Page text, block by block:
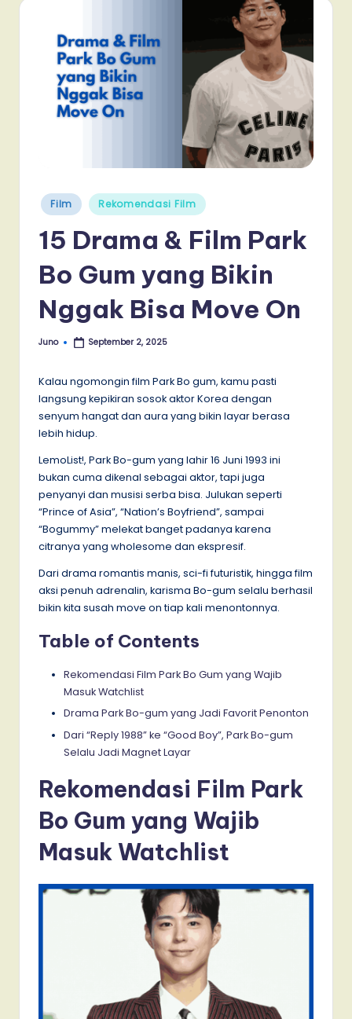
Posted
in
Film Rekomendasi Film
15 Drama & Film Park
Bo Gum yang Bikin
Nggak Bisa Move On
Posted
Juno September 2, 2025
Kalau ngomongin film Park Bo gum, kamu pasti
langsung kepikiran sosok aktor Korea dengan
senyum hangat dan aura yang bikin layar berasa
lebih hidup.
LemoList!, Park Bo-gum yang lahir 16 Juni 1993 ini
bukan cuma dikenal sebagai aktor, tapi juga
penyanyi dan musisi serba bisa. Julukan seperti
“Prince of Asia”, “Nation’s Boyfriend”, sampai
“Bogummy” melekat banget padanya karena
citranya yang wholesome dan ekspresif.
Dari drama romantis manis, sci-fi futuristik, hingga film
aksi penuh adrenalin, karisma Bo-gum selalu berhasil
bikin kita susah move on tiap kali menontonnya.
Table of Contents
Rekomendasi Film Park Bo Gum yang Wajib
Masuk Watchlist
Drama Park Bo-gum yang Jadi Favorit Penonton
Dari “Reply 1988” ke “Good Boy”, Park Bo-gum
Selalu Jadi Magnet Layar
Rekomendasi Film Park
Bo Gum yang Wajib
Masuk Watchlist